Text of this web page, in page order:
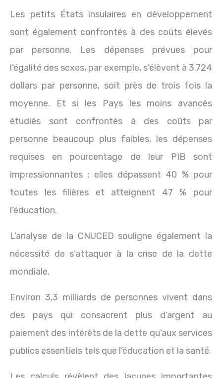
Les petits États insulaires en développement
sont également confrontés à des coûts élevés
par personne. Les dépenses prévues pour
l’égalité des sexes, par exemple, s’élèvent à 3.724
dollars par personne, soit près de trois fois la
moyenne. Et si les Pays les moins avancés
étudiés sont confrontés à des coûts par
personne beaucoup plus faibles, les dépenses
requises en pourcentage de leur PIB sont
impressionnantes : elles dépassent 40 % pour
toutes les filières et atteignent 47 % pour
l’éducation.
L’analyse de la CNUCED souligne également la
nécessité de s’attaquer à la crise de la dette
mondiale.
Environ 3,3 milliards de personnes vivent dans
des pays qui consacrent plus d’argent au
paiement des intérêts de la dette qu’aux services
publics essentiels tels que l’éducation et la santé.